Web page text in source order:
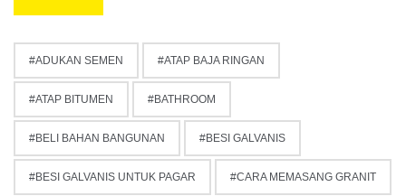
ADUKAN SEMEN ATAP BAJA RINGAN
ATAP BITUMEN BATHROOM
BELI BAHAN BANGUNAN BESI GALVANIS
BESI GALVANIS UNTUK PAGAR CARA MEMASANG GRANIT